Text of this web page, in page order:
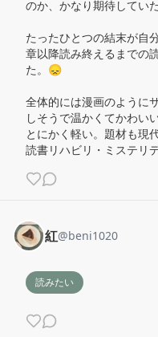
のか、かなり期待していた
たったひとつの結末が自
章以降読み終えるまでの
た。😞
全体的には漫画のように
しそうで温かくてかわいい
とにかく軽い。題材も現
読書リハビリ・ミステリ
紅@beni1020
読みたい